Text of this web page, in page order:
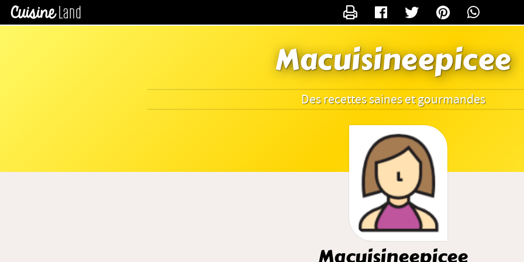
Macuisineepicee
Des recettes saines et gourmandes
CONTACTER MACUISINEEPICEE